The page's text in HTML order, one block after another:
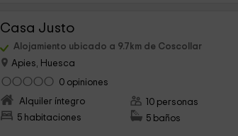
Casa Justo
Alojamiento ubicado a 9.7km de Coscollar
Apies, Huesca
0 opiniones
Alquiler íntegro
5 habitaciones
10 personas
5 baños